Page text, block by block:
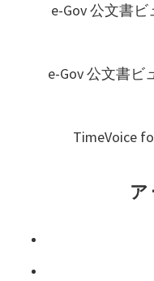
e-Gov 公文書
e-Gov 公文書ビ
TimeVoice